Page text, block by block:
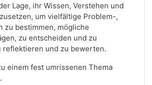
Lage, ihr Wissen, Verstehen und
um vielfältige Problem-,
zu bestimmen, mögliche
zu entscheiden und zu
und zu bewerten.
einem fest umrissenen Thema